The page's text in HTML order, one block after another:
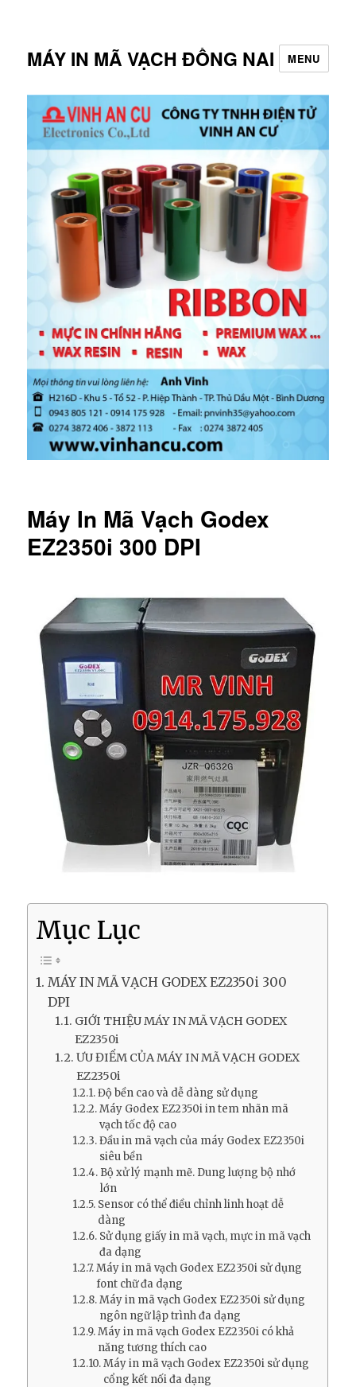
MÁY IN MÃ VẠCH ĐỒNG NAI MENU
Máy In Mã Vạch Godex
EZ2350i 300 DPI
Mục Lục
MÁY IN MÃ VẠCH GODEX EZ2350i 300
DPI
GIỚI THIỆU MÁY IN MÃ VẠCH GODEX
EZ2350i
ƯU ĐIỂM CỦA MÁY IN MÃ VẠCH GODEX
EZ2350i
Độ bền cao và dễ dàng sử dụng
Máy Godex EZ2350i in tem nhãn mã
vạch tốc độ cao
Đầu in mã vạch của máy Godex EZ2350i
siêu bền
Bộ xử lý mạnh mẽ. Dung lượng bộ nhớ
lớn
Sensor có thể điều chỉnh linh hoạt dễ
dàng
Sử dụng giấy in mã vạch, mực in mã vạch
đa dạng
Máy in mã vạch Godex EZ2350i sử dụng
font chữ đa dạng
Máy in mã vạch Godex EZ2350i sử dụng
ngôn ngữ lập trình đa dạng
Máy in mã vạch Godex EZ2350i có khả
năng tương thích cao
Máy in mã vạch Godex EZ2350i sử dụng
cổng kết nối đa dạng